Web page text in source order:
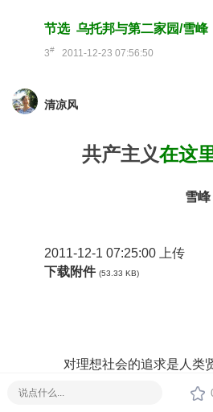
节选 乌托邦与第二家园/雪峰
3# 2011-12-23 07:56:50
清凉风
共产主义在这
雪峰
2011-12-1 07:25:00 上传
下载附件 (53.33 KB)
对理想社会的追求是人类
立起理想社会是贤明政治家
标，人类对理想社会的探索